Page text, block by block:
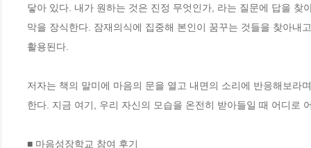
닿아 있다. 내가 원하는 것은 진정 무엇인가, 라는 질문에 답을 찾
막을 장식한다. 잠재의식에 집중해 본인이 꿈꾸는 것들을 찾아내
활용된다.
저자는 책의 말미에 마음의 문을 열고 내면의 소리에 반응해보라
한다. 지금 여기, 우리 자신의 모습을 온전히 받아들일 때 어디
■ 마음성장학교 참여 후기